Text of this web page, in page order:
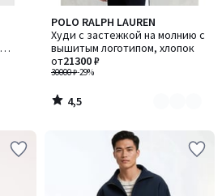
POLO RALPH LAUREN
Худи с застежкой на молнию с
вышитым логотипом, хлопок
30000 ₽-29%
от21300 ₽
4,5
/ 5
Количество
цветов:
2
4,5
/